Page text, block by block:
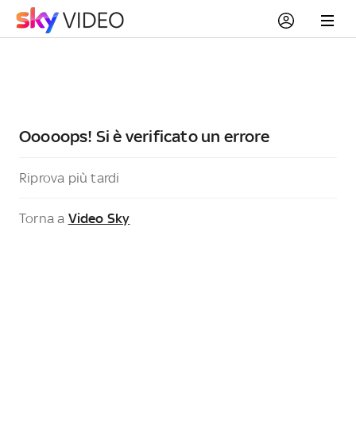
Ooooops! Si è verificato un errore
Riprova più tardi
Torna a Video Sky